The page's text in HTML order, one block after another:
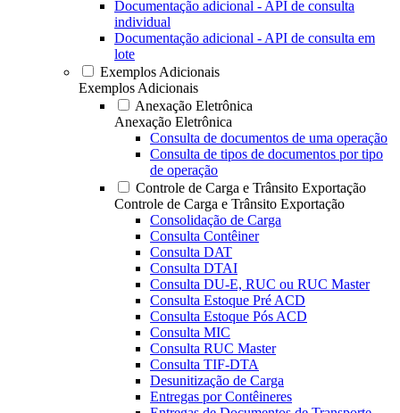
Documentação adicional - API de consulta
individual
Documentação adicional - API de consulta em
lote
Exemplos Adicionais
Exemplos Adicionais
Anexação Eletrônica
Anexação Eletrônica
Consulta de documentos de uma operação
Consulta de tipos de documentos por tipo
de operação
Controle de Carga e Trânsito Exportação
Controle de Carga e Trânsito Exportação
Consolidação de Carga
Consulta Contêiner
Consulta DAT
Consulta DTAI
Consulta DU-E, RUC ou RUC Master
Consulta Estoque Pré ACD
Consulta Estoque Pós ACD
Consulta MIC
Consulta RUC Master
Consulta TIF-DTA
Desunitização de Carga
Entregas por Contêineres